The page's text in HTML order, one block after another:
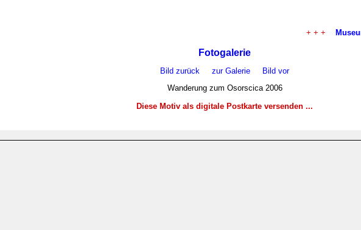
+ + +Museum
Fotogalerie
Bild zurück zur Galerie Bild vor
Wanderung zum Osorscica 2006
Diese Motiv als digitale Postkarte versenden ...